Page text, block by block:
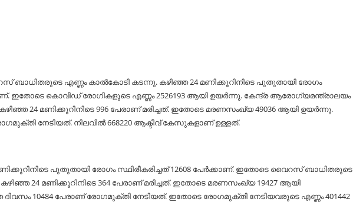
എണ്ണം കാല്‍കോടി കടന്നു. കഴിഞ്ഞ 24 മണിക്കൂറിനിടെ പുതുതായി രോഗം
ഇതോടെ കൊവിഡ് രോഗികളുടെ എണ്ണം 2526193 ആയി ഉയര്‍ന്നു. കേന്ദ്ര ആരോഗ്യമന്ത്രാലയം
24 മണിക്കൂറിനിടെ 996 പേരാണ് മരിച്ചത്. ഇതോടെ മരണസംഖ്യ 49036 ആയി ഉയര്‍ന്നു.
നേടിയത്. നിലവില്‍ 668220 ആക്ടീവ് കേസുകളാണ് ഉള്ളത്.
പുതുതായി രോഗം സ്ഥിരീകരിച്ചത് 12608 പേര്‍ക്കാണ്. ഇതോടെ വൈറസ് ബാധിതരുടെ
24 മണിക്കൂറിനിടെ 364 പേരാണ് മരിച്ചത്. ഇതോടെ മരണസംഖ്യ 19427 ആയി
10484 പേരാണ് രോഗമുക്തി നേടിയത്. ഇതോടെ രോഗമുക്തി നേടിയവരുടെ എണ്ണം 401442